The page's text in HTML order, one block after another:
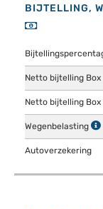
BIJTELLING,
Netto bijtelling
Netto bijtelling Box
Wegenbelasting
Autoverzekering